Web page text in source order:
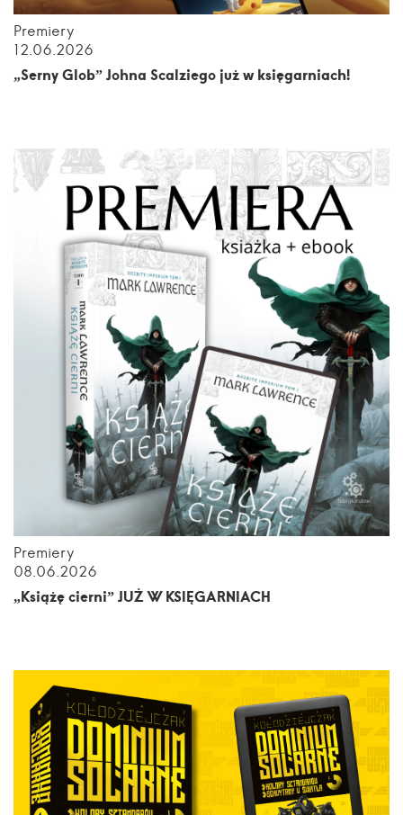
Premiery
12.06.2026
„Serny Glob” Johna Scalziego już w księgarniach!
Premiery
08.06.2026
„Książę cierni” JUŻ W KSIĘGARNIACH